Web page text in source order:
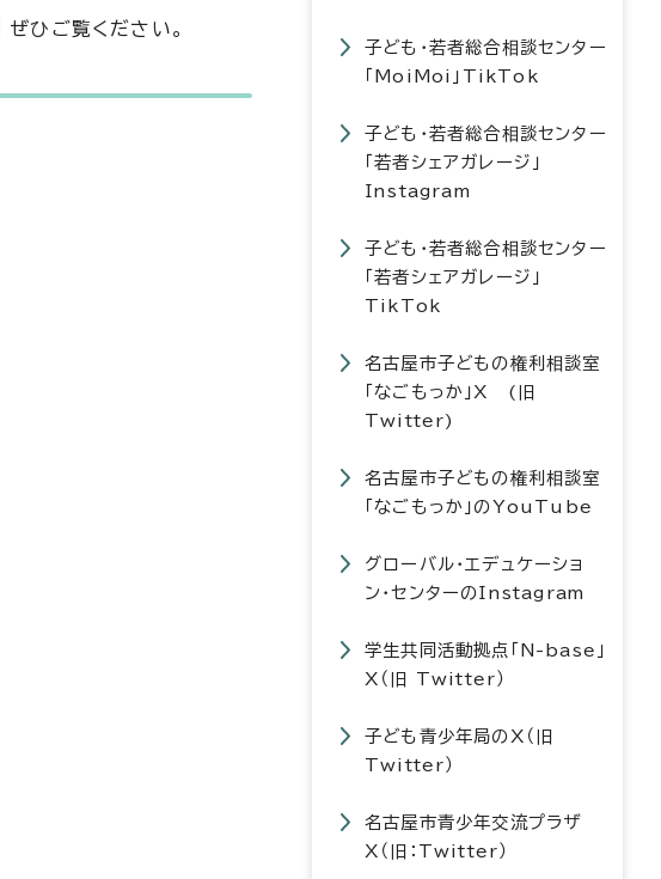
ひご覧ください。
子ども・若者総合相談センター
「MoiMoi」TikTok
子ども・若者総合相談センター
「若者シェアガレージ」
Instagram
子ども・若者総合相談センター
「若者シェアガレージ」
TikTok
名古屋市子どもの権利相談室
「なごもっか」X (旧
Twitter)
名古屋市子どもの権利相談室
「なごもっか」のYouTube
グローバル・エデュケーショ
ン・センターのInstagram
学生共同活動拠点「N-base」
X（旧 Twitter）
子ども青少年局のX（旧
Twitter）
名古屋市青少年交流プラザ
X（旧：Twitter）